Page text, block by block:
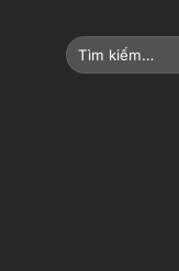
Tìm
kiếm: